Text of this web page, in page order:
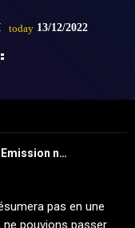
today 13/12/2022
Les chansons d'un impoli - Emission no5 (C comme Chute)
pas en une
ne pouvions passer